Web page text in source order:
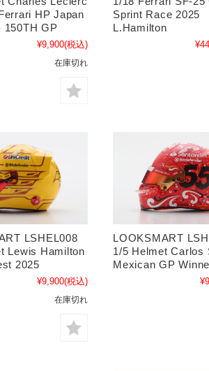
HP Japan
150TH GP
¥9,900(税込)
在庫切れ
Sprint Race 2025
L.Hamilton
LSHEL008
Lewis Hamilton
2025
¥9,900(税込)
在庫切れ
LOOKSMART
1/5 Helmet Carlos
Mexican GP